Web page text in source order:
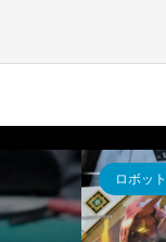
ロボッ